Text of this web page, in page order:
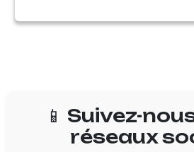
📱 Suivez-
réseaux